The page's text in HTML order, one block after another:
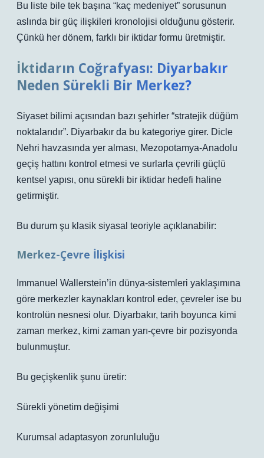
Bu liste bile tek başına “kaç medeniyet” sorusunun
aslında bir güç ilişkileri kronolojisi olduğunu gösterir.
Çünkü her dönem, farklı bir iktidar formu üretmiştir.
İktidarın Coğrafyası: Diyarbakır
Neden Sürekli Bir Merkez?
Siyaset bilimi açısından bazı şehirler “stratejik düğüm
noktalarıdır”. Diyarbakır da bu kategoriye girer. Dicle
Nehri havzasında yer alması, Mezopotamya-Anadolu
geçiş hattını kontrol etmesi ve surlarla çevrili güçlü
kentsel yapısı, onu sürekli bir iktidar hedefi haline
getirmiştir.
Bu durum şu klasik siyasal teoriyle açıklanabilir:
Merkez-Çevre İlişkisi
Immanuel Wallerstein’in dünya-sistemleri yaklaşımına
göre merkezler kaynakları kontrol eder, çevreler ise bu
kontrolün nesnesi olur. Diyarbakır, tarih boyunca kimi
zaman merkez, kimi zaman yarı-çevre bir pozisyonda
bulunmuştur.
Bu geçişkenlik şunu üretir:
Sürekli yönetim değişimi
Kurumsal adaptasyon zorunluluğu